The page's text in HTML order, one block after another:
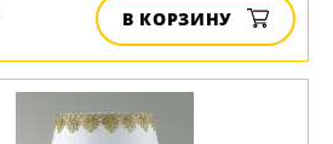
В КОРЗИНУ